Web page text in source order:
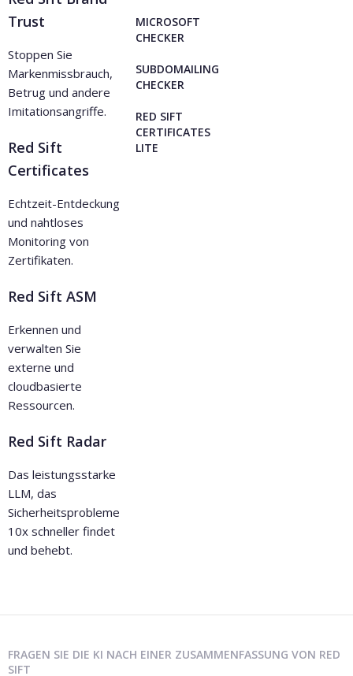
Trust
Stoppen Sie
Markenmissbrauch,
Betrug und andere
Imitationsangriffe.
Red Sift
Certificates
Echtzeit-Entdeckung
und nahtloses
Monitoring von
Zertifikaten.
Red Sift ASM
Erkennen und
verwalten Sie
externe und
cloudbasierte
Ressourcen.
Red Sift Radar
Das leistungsstarke
LLM, das
Sicherheitsprobleme
10x schneller findet
und behebt.
MICROSOFT
CHECKER
SUBDOMAILING
CHECKER
RED SIFT
CERTIFICATES
LITE
FRAGEN SIE DIE KI NACH EINER ZUSAMMENFASSUNG VON RED
SIFT